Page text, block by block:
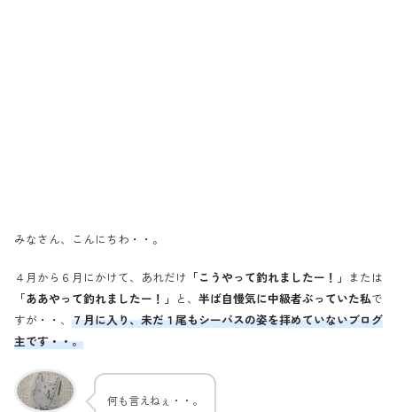
みなさん、こんにちわ・・。
４月から６月にかけて、あれだけ 「こうやって釣れましたー！」 または
「ああやって釣れましたー！」 と、 半ば自慢気に中級者ぶっていた私で
すが・・、 ７月に入り、未だ１尾もシーバスの姿を拝めていないブログ
主です・・。
何も言えねぇ・・。